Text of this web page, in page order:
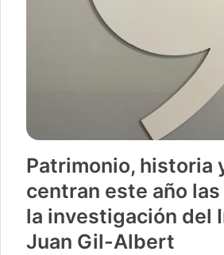
Patrimonio, historia
centran este año las
la investigación del
Juan Gil-Albert